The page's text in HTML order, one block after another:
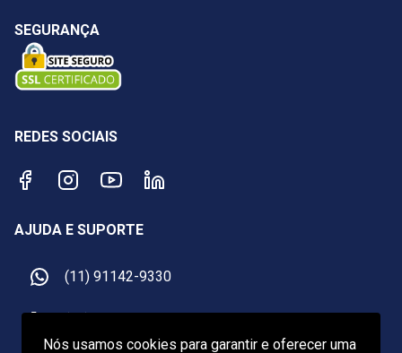
SEGURANÇA
REDES SOCIAIS
AJUDA E SUPORTE
(11) 91142-9330
Nós usamos cookies para garantir e oferecer uma